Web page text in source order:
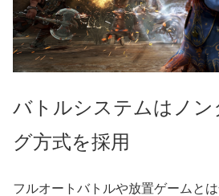
バトルシステムはノン
グ方式を採用
フルオートバトルや放置ゲームと